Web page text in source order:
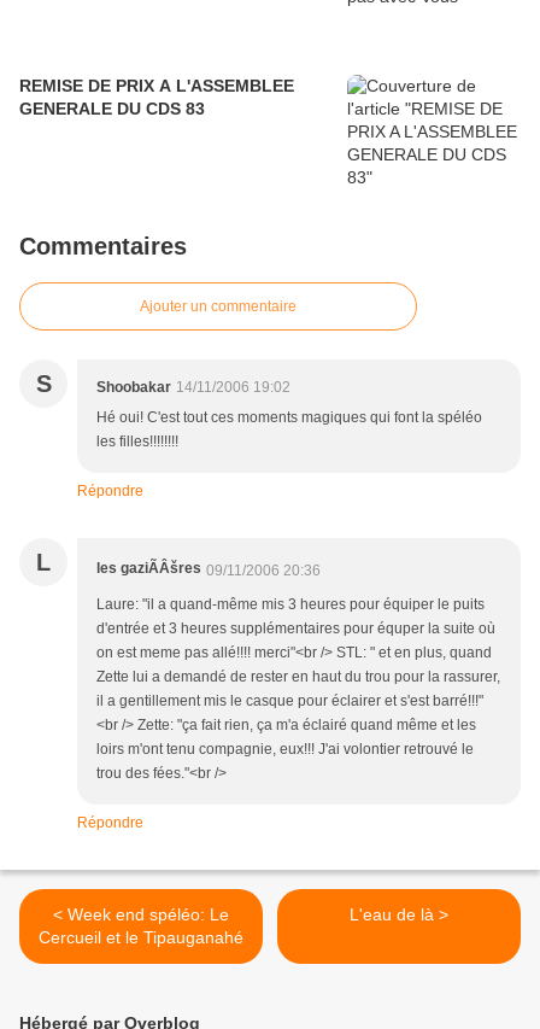
REMISE DE PRIX A L'ASSEMBLEE
GENERALE DU CDS 83
Commentaires
Ajouter un commentaire
S Shoobakar 14/11/2006 19:02
Hé oui! C'est tout ces moments magiques qui font la spéléo
les filles!!!!!!!!
Répondre
L les gaziÃÂšres 09/11/2006 20:36
Laure: "il a quand-même mis 3 heures pour équiper le puits
d'entrée et 3 heures supplémentaires pour équper la suite où
on est meme pas allé!!!! merci"<br /> STL: " et en plus, quand
Zette lui a demandé de rester en haut du trou pour la rassurer,
il a gentillement mis le casque pour éclairer et s'est barré!!!"
<br /> Zette: "ça fait rien, ça m'a éclairé quand même et les
loirs m'ont tenu compagnie, eux!!! J'ai volontier retrouvé le
trou des fées."<br />
Répondre
< Week end spéléo: Le
Cercueil et le Tipauganahé
L'eau de là >
Hébergé par Overblog